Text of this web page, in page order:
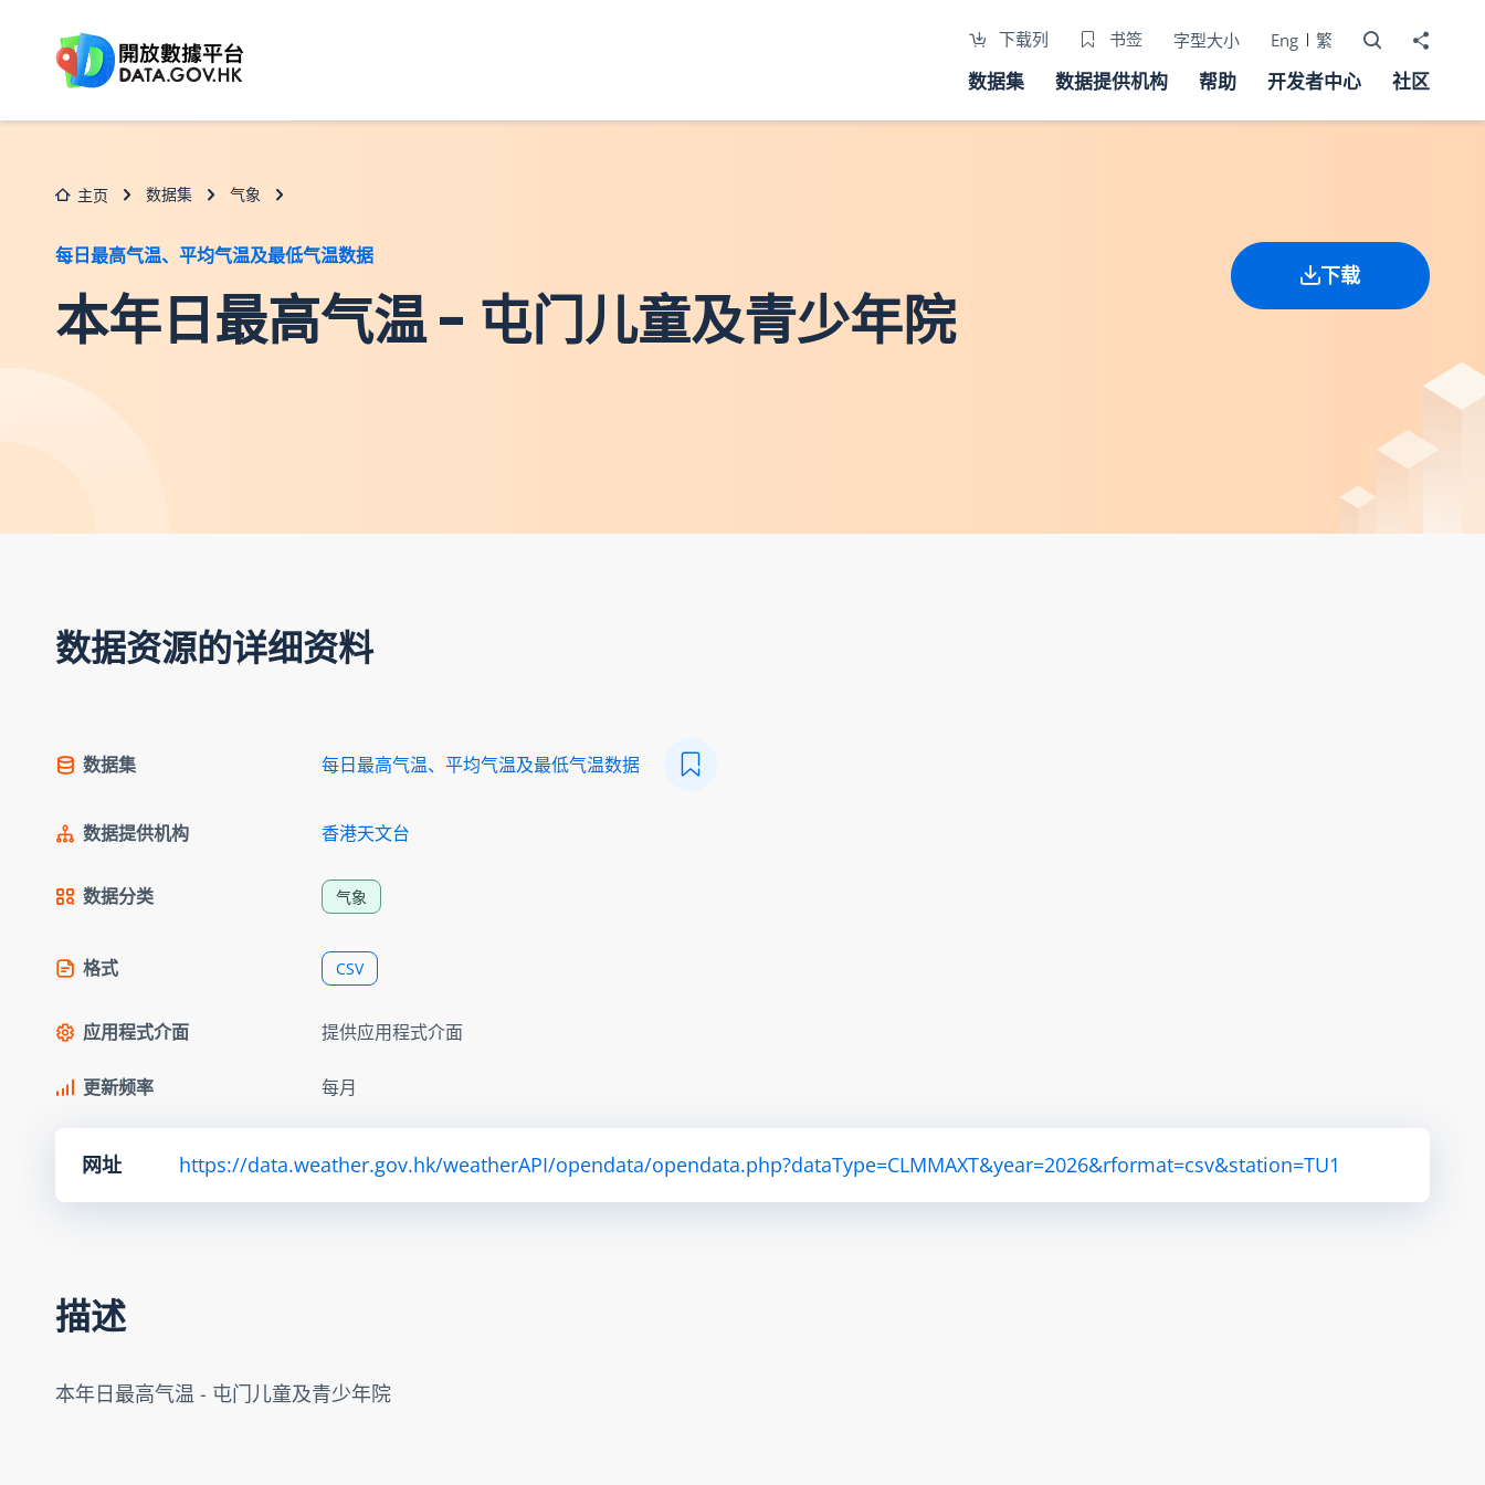
下载列 书签 字型大小 Eng 繁 打开搜寻器
分享至
数据集 数据提供机构 帮助 开发者中心 社区
主页 数据集 气象
每日最高气温、平均气温及最低气温数据
本年日最高气温 - 屯门儿童及青少年院
下载
数据资源的详细资料
数据集 每日最高气温、平均气温及最低气温数据
数据提供机构 香港天文台
数据分类 气象
格式 CSV
应用程式介面 提供应用程式介面
更新频率 每月
网址 https://data.weather.gov.hk/weatherAPI/opendata/opendata.php?dataType=CLMMAXT&year=2026&rformat=csv&station=TU1
描述
本年日最高气温 - 屯门儿童及青少年院